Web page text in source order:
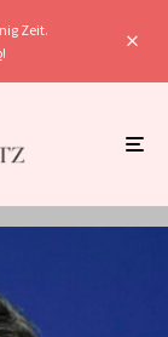
Zeit.
!